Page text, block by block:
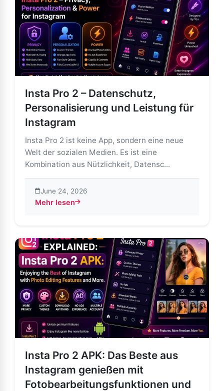
Insta Pro 2 – Datenschutz,
Personalisierung und Leistung für
Instagram
Insta Pro 2 ist keine App, sondern eine neue
Welt der sozialen Medien. Es ist eine
Kombination aus Nützlichkeit, Datensc...
June 24, 2026
Mehr lesen
about Insta Pro 2 – Datenschutz, Personalisierung
Insta Pro 2 APK: Das Beste aus
Instagram genießen mit
Fotobearbeitungsfunktionen und